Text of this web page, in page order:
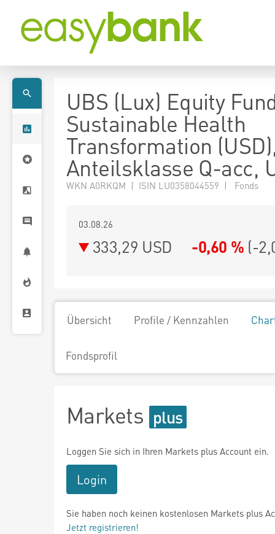
UBS (Lux) Equity
Sustainable Health
Transformation
Anteilsklasse Q-acc,
WKN A0RKQM | ISIN LU0358044559 | Fonds
03.08.26
333,29 USD -0,60 % (-
Übersicht Profile / Kennzahlen
Fondsprofil
Markets
Loggen Sie sich in Ihren Markets plus Account ein.
Login
Sie haben noch keinen kostenlosen Markets plus
Jetzt registrieren!